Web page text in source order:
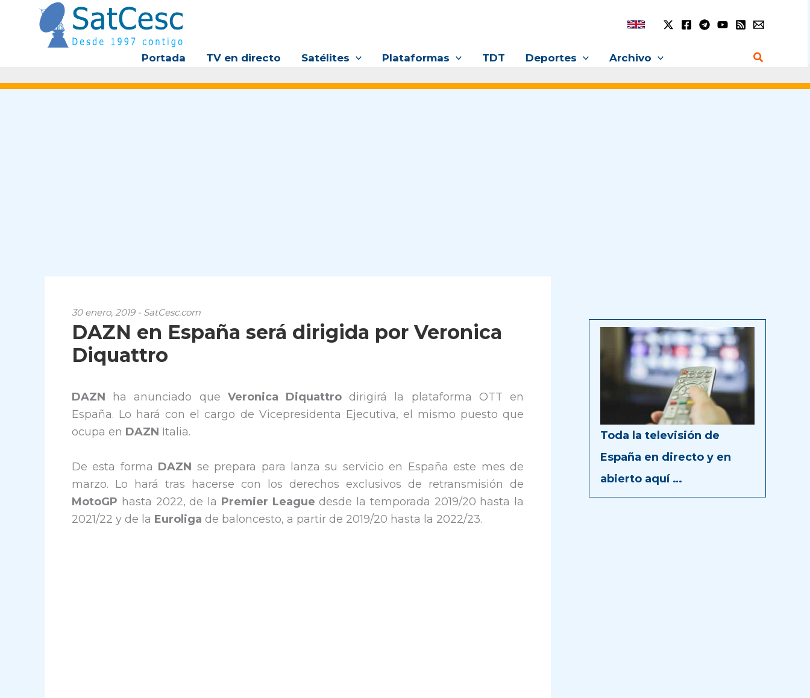
contenido
Portada TV en directo Satélites Plataformas TDT Deportes Archivo Buscar
30 enero, 2019 - SatCesc.com
DAZN en España será dirigida por Veronica
Diquattro
DAZN ha anunciado que Veronica Diquattro dirigirá la plataforma OTT en
España. Lo hará con el cargo de Vicepresidenta Ejecutiva, el mismo puesto que
ocupa en DAZN Italia.
De esta forma DAZN se prepara para lanza su servicio en España este mes de
marzo. Lo hará tras hacerse con los derechos exclusivos de retransmisión de
MotoGP hasta 2022, de la Premier League desde la temporada 2019/20 hasta la
2021/22 y de la Euroliga de baloncesto, a partir de 2019/20 hasta la 2022/23.
Toda la televisión de
España en directo y en
abierto aquí …